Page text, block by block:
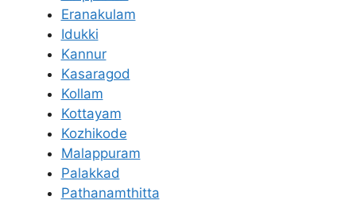
Eranakulam
Idukki
Kannur
Kasaragod
Kollam
Kottayam
Kozhikode
Malappuram
Palakkad
Pathanamthitta